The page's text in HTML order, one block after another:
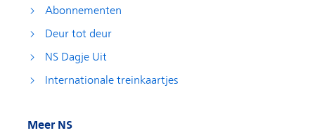
Abonnementen
Deur tot deur
NS Dagje Uit
Internationale treinkaartjes
Meer NS